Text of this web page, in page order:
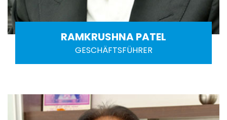
RAMKRUSHNA PATEL
GESCHÄFTSFÜHRER